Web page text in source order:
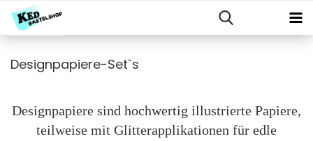
Designpapiere-Set`s
Designpapiere sind hochwertig illustrierte Papiere,
teilweise mit Glitterapplikationen für edle